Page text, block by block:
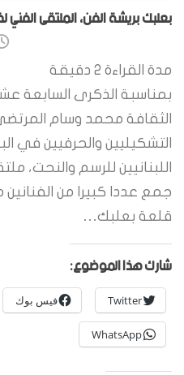
بعلبك بريشة الفن، الملتقى الفني
مدة القراءة 2 دقيقة
بمناسبة الذكرى السابعة عشر
الثقافة محمد وسام
التشكيليين والحرفيين في
اللبنانيين للرسم والنحت،
جمع عددا كبيرا من
قلعة بعلبك…
شارك هذا الموضوع:
Twitter فيس بوك
WhatsApp